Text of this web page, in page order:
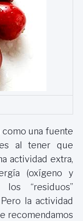
una fuente
al tener que
actividad extra,
(oxígeno y
“residuos”
la actividad
recomendamos